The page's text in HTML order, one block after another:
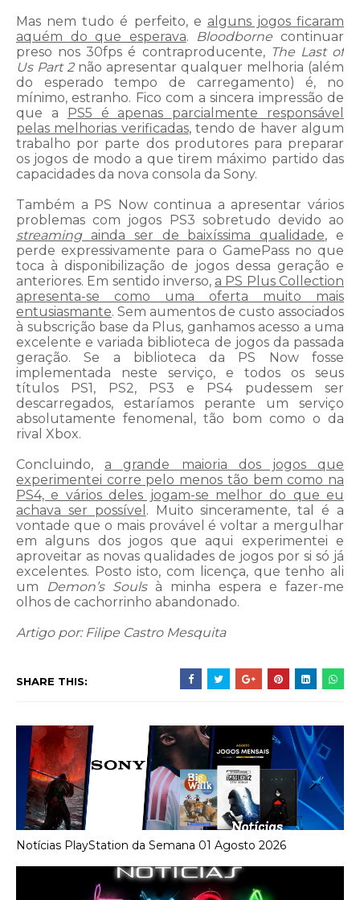
Mas nem tudo é perfeito, e alguns jogos ficaram
aquém do que esperava. Bloodborne continuar
preso nos 30fps é contraproducente, The Last of
Us Part 2não apresentar qualquer melhoria (além
do esperado tempo de carregamento) é, no
mínimo, estranho. Fico com a sincera impressão de
que a
PS5 é apenas parcialmente responsável
pelas melhorias verificadas, tendo de haver algum
trabalho por parte dos produtores para preparar
os jogos de modo a que tirem máximo partido das
capacidades da nova consola da Sony.
Também a PS Now continua a apresentar vários
problemas com jogos PS3 sobretudo devido ao
streaming ainda ser de baixíssima qualidade, e
perde expressivamente para o GamePass no que
toca à disponibilização de jogos dessa geração e
anteriores. Em sentido inverso, a PS Plus Collection
apresenta-se como uma oferta muito mais
entusiasmante. Sem aumentos de custo associados
à subscrição base da Plus, ganhamos acesso a uma
excelente e variada biblioteca de jogos da passada
geração. Se a biblioteca da PS Now fosse
implementada neste serviço, e todos os seus
títulos PS1, PS2, PS3 e PS4 pudessem ser
descarregados, estaríamos perante um serviço
absolutamente fenomenal, tão bom como o da
rival Xbox.
Concluindo, a grande maioria dos jogos que
experimentei corre pelo menos tão bem como na
PS4, e vários deles jogam-se melhor do que eu
achava ser possível . Muito sinceramente, tal é a
vontade que o mais provável é voltar a mergulhar
em alguns dos jogos que aqui experimentei e
aproveitar as novas qualidades de jogos por si só já
excelentes. Posto isto, com licença, que tenho ali
um
Demon’s Soulsà minha espera e fazer-me
olhos de cachorrinho abandonado.
Artigo por: Filipe Castro Mesquita
SHARE THIS:
Notícias PlayStation da Semana 01 Agosto 2026